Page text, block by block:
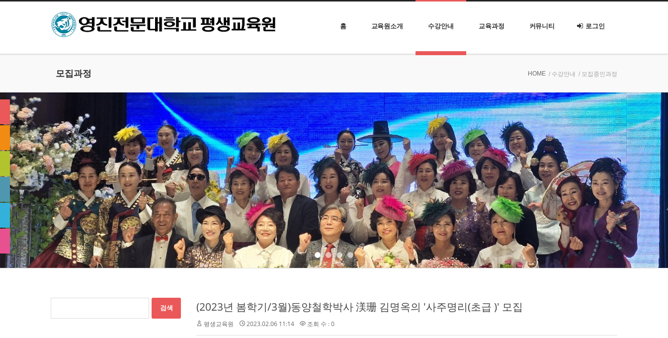
홈 교육원소개 수강안내 교육과정 커뮤니티 로그인
모집과정 HOME / 수강안내 / 모집중인과정
(2023년 봄학기/3월)동양철학박사 渼珊 김명옥의 '사주명리(초급 )' 모집
평생교육원 2023.02.06 11:14 조회 수 : 0